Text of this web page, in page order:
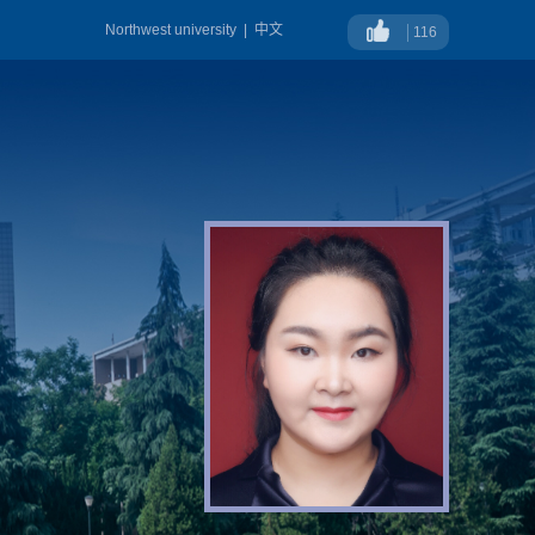
中文
Northwest university 116